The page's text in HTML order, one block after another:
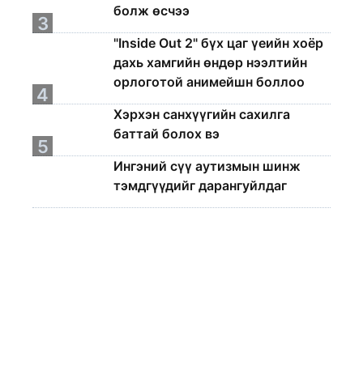
болж өсчээ
3
"Inside Out 2" бүх цаг үеийн хоёр
дахь хамгийн өндөр нээлтийн
орлоготой анимейшн боллоо
4
Хэрхэн санхүүгийн сахилга
баттай болох вэ
5
Ингэний сүү аутизмын шинж
тэмдгүүдийг дарангуйлдаг